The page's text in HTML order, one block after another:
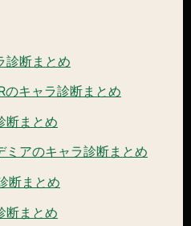
診断まとめ
のキャラ診断まとめ
断まとめ
ミアのキャラ診断まとめ
断まとめ
断まとめ